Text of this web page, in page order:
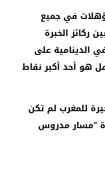
في جميع
ركائز الخبرة
الدينامية على
هو أحد أكبر نقاط
للمغرب لم تكن
“مسار مدروس